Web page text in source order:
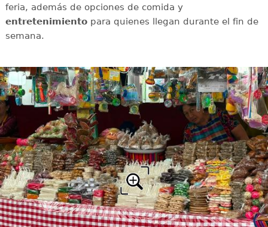
feria, además de opciones de comida y
entretenimientopara quienes llegan durante el fin de
semana.